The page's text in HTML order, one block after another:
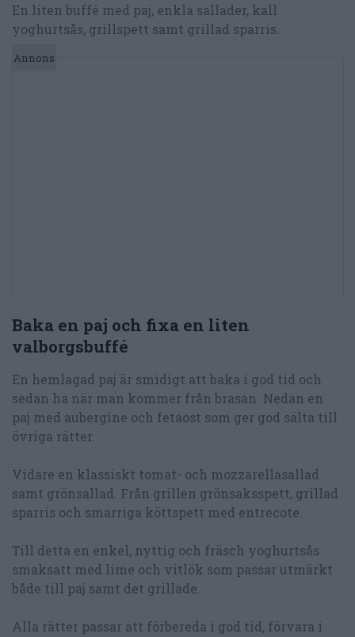
En liten buffé med paj, enkla sallader, kall
yoghurtsås, grillspett samt grillad sparris.
Baka en paj och fixa en liten
valborgsbuffé
En hemlagad paj är smidigt att baka i god tid och
sedan ha när man kommer från brasan. Nedan en
paj med aubergine och fetaost som ger god sälta till
övriga rätter.
Vidare en klassiskt tomat- och mozzarellasallad
samt grönsallad. Från grillen grönsaksspett, grillad
sparris och smarriga köttspett med entrecote.
Till detta en enkel, nyttig och fräsch yoghurtsås
smaksatt med lime och vitlök som passar utmärkt
både till paj samt det grillade.
Alla rätter passar att förbereda i god tid, förvara i